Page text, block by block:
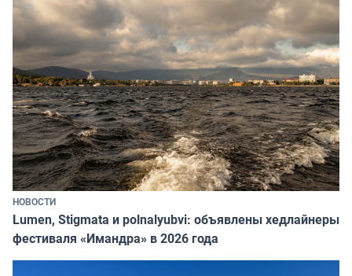
НОВОСТИ
Lumen, Stigmata и polnalyubvi: объявлены хедлайнеры
фестиваля «Имандра» в 2026 года